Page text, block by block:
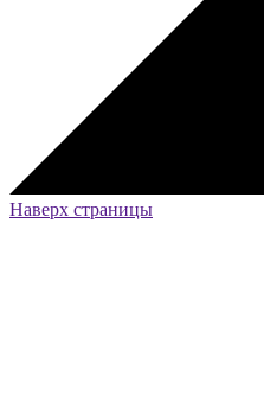
Наверх страницы